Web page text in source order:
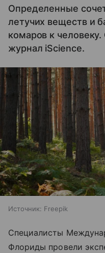
Определенные
летучих веществ и
комаров к
журнал iScience.
Источник: Freepik
Специалисты
Флориды провели